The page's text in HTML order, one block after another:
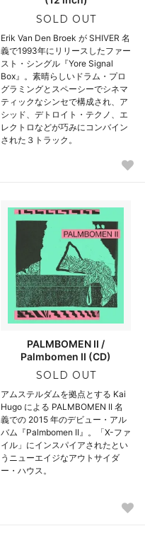
SOLD OUT
Erik Van Den Broek が SHIVER 名
義で1993年にリリースしたファー
スト・シングル『Yore Signal
Box』。素晴らしいドラム・プロ
グラミングとスペーシーでシネマ
ティックなシンセで構成され、ア
シッド、デトロイト・テクノ、エ
レクトロなどが巧みにコンバイン
された３トラック。
PALMBOMEN II /
Palmbomen II (CD)
SOLD OUT
アムステルダムを拠点とする Kai
Hugo による PALMBOMEN II 名
義での 2015 年のデビュー・アル
バム『Palmbomen II』。「X-ファ
イル」にインスパイアされたとい
うニューエイジなアウトサイダ
ー・ハウス。